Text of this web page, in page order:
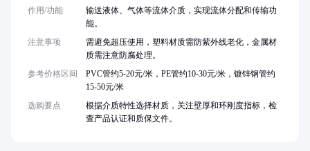
作用/功能
输送液体、气体等流体介质，实现流体分配和传输功
能。
注意事项
需避免超压使用，塑料材质需防紫外线老化，金属材
质需注意防腐处理。
参考价格区间
PVC管约5-20元/米，PE管约10-30元/米，镀锌钢管约
15-50元/米
选购要点
根据介质特性选择材质，关注壁厚和环刚度指标，检
查产品认证和质保文件。